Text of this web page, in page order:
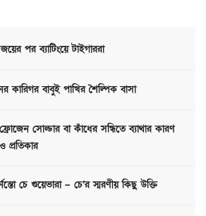
পর ব্যাটিংয়ে টাইগাররা
কারিগর বাবুই পাখির শৈল্পিক বাসা
ফ্রোজেন সোল্ডার বা কাঁধের সন্ধিতে ব্যাথার কারণ
ও প্রতিকার
চে গুয়েভারা – চে’র স্মরণীয় কিছু উক্তি